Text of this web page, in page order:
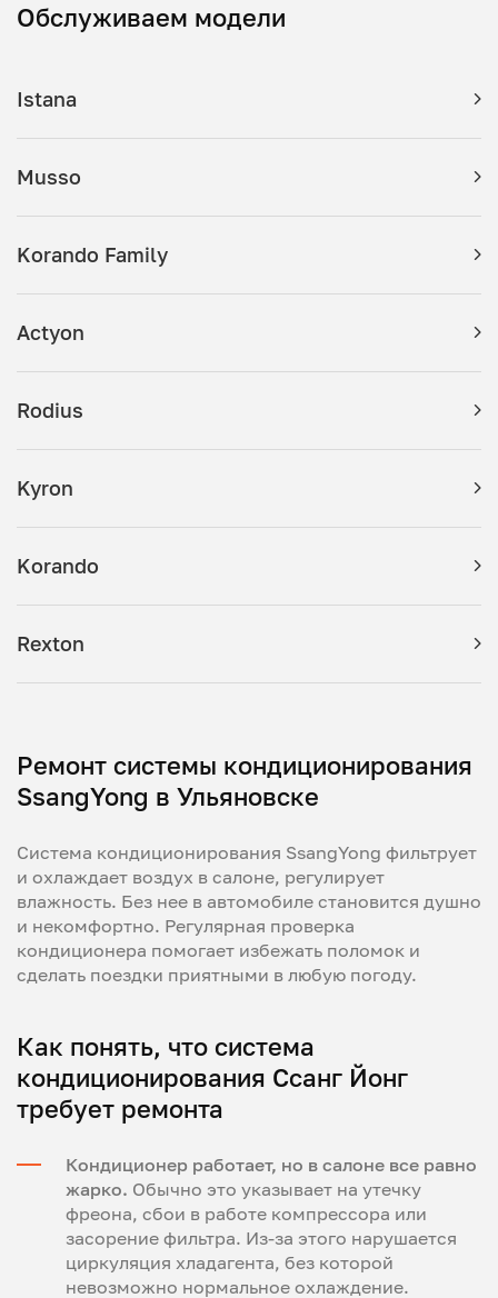
Обслуживаем модели
Istana
Musso
Korando Family
Actyon
Rodius
Kyron
Korando
Rexton
Ремонт системы кондиционирования
SsangYong в Ульяновске
Система кондиционирования SsangYong фильтрует
и охлаждает воздух в салоне, регулирует
влажность. Без нее в автомобиле становится душно
и некомфортно. Регулярная проверка
кондиционера помогает избежать поломок и
сделать поездки приятными в любую погоду.
Как понять, что система
кондиционирования Ссанг Йонг
требует ремонта
Кондиционер работает, но в салоне все равно
жарко. Обычно это указывает на утечку
фреона, сбои в работе компрессора или
засорение фильтра. Из-за этого нарушается
циркуляция хладагента, без которой
невозможно нормальное охлаждение.